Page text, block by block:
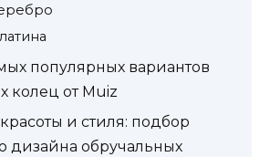
популярных вариантов
колец от Muiz
и стиля: подбор
дизайна обручальных